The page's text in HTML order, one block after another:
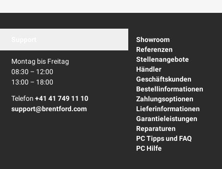
Montag bis Freitag
08:30 – 12:00
13:00 – 18:00
Telefon +41 41 749 11 10
support@brentford.com
Showroom
Referenzen
Stellenangebote
Händler
Geschäftskunden
Bestellinformationen
Zahlungsoptionen
Lieferinformationen
Garantieleistungen
Reparaturen
PC Tipps und FAQ
PC Hilfe